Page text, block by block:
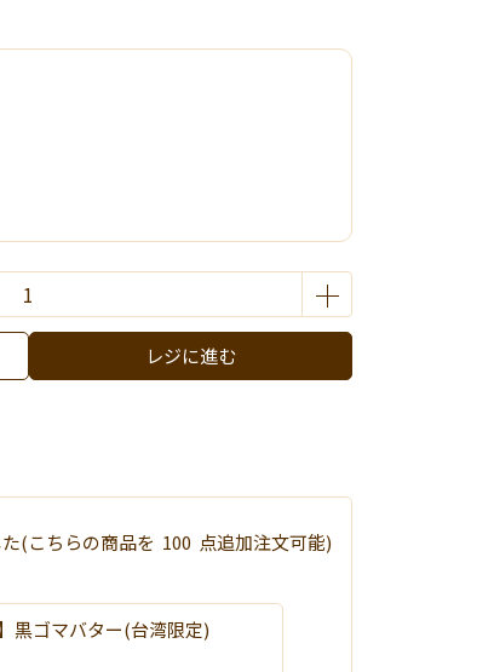
レジに進む
(こちらの商品を 100 点追加注文可能)
黒ゴマバター(台湾限定)